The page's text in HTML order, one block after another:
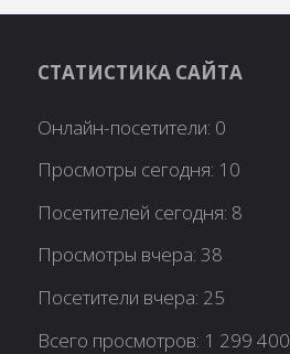
СТАТИСТИКА САЙТА
Онлайн-посетители: 0
Просмотры сегодня: 10
Посетителей сегодня: 8
Просмотры вчера:38
Посетители вчера: 25
Всего просмотров: 1 299 400